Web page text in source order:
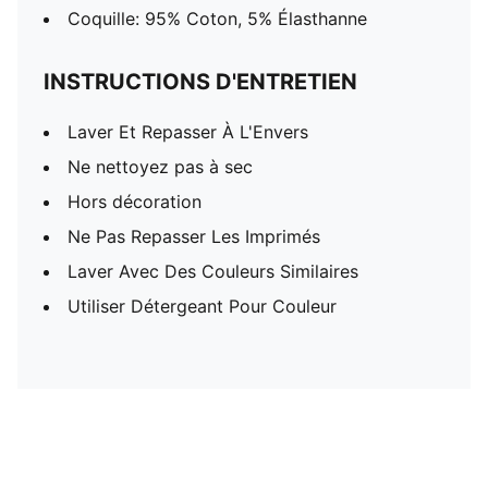
Coquille: 95% Coton, 5% Élasthanne
INSTRUCTIONS D'ENTRETIEN
Laver Et Repasser À L'Envers
Ne nettoyez pas à sec
Hors décoration
Ne Pas Repasser Les Imprimés
Laver Avec Des Couleurs Similaires
Utiliser Détergeant Pour Couleur